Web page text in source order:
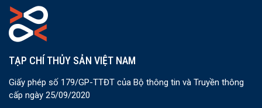
TẠP CHÍ THỦY SẢN VIỆT NAM
Giấy phép số 179/GP-TTĐT của Bộ thông tin và Truyền thông
cấp ngày 25/09/2020